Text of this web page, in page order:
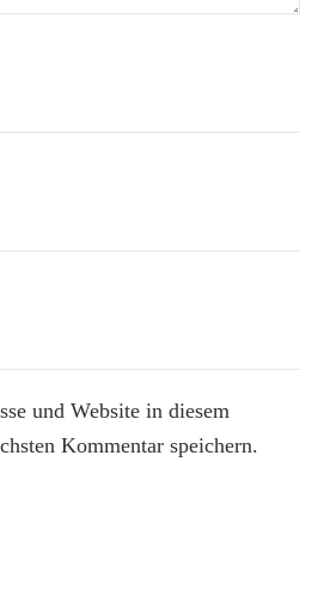
und Website in diesem
Kommentar speichern.